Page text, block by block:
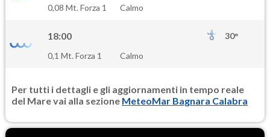
0,08 Mt. Forza 1
Calmo
18:00
30°
0,1 Mt. Forza 1
Calmo
Per tutti i dettagli e gli aggiornamenti in tempo reale
del Mare vai alla sezione MeteoMar Bagnara Calabra